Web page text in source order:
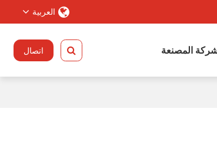
العربية
المصنعة اتصال